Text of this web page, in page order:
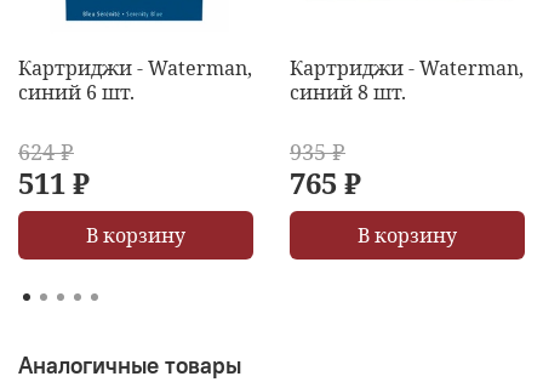
Картриджи - Waterman,
синий 6 шт.
624 ₽
511 ₽
В корзину
Картриджи - Waterman,
синий 8 шт.
935 ₽
765 ₽
В корзину
Аналогичные товары